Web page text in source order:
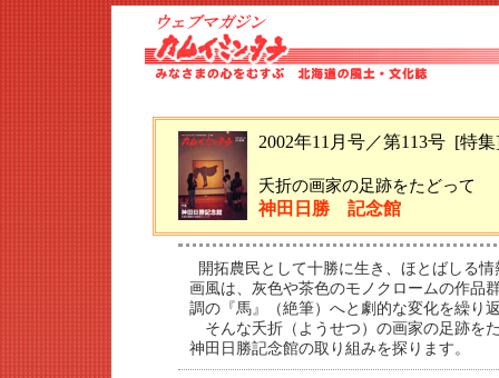
2002年11月号／第113号 [特
夭折の画家の足跡をたどって
神田日勝 記念館
開拓農民として十勝に生き、ほとばしる
画風は、灰色や茶色のモノクロームの作品
調の『馬』（絶筆）へと劇的な変化を繰り
そんな夭折（ようせつ）の画家の足跡を
神田日勝記念館の取り組みを探ります。